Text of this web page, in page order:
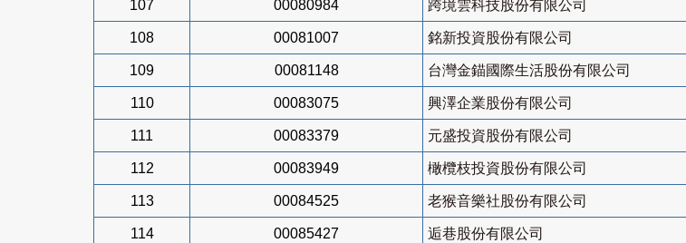
107 00080984 跨境雲科技股份有限公司
108 00081007 銘新投資股份有限公司
109 00081148 台灣金錨國際生活股份有限公司
110 00083075 興澤企業股份有限公司
111 00083379 元盛投資股份有限公司
112 00083949 橄欖枝投資股份有限公司
113 00084525 老猴音樂社股份有限公司
114 00085427 逅巷股份有限公司